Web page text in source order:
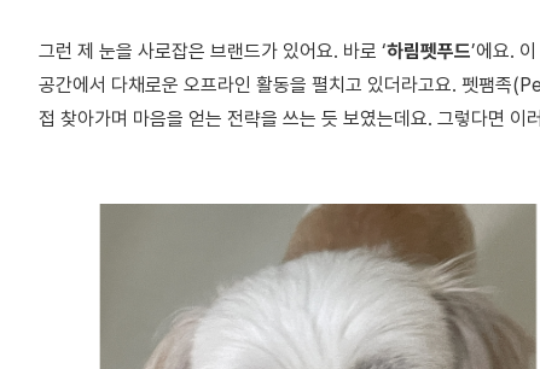
그런 제 눈을 사로잡은 브랜드가 있어요. 바로 ‘하림펫푸드’에요.
공간에서 다채로운 오프라인 활동을 펼치고 있더라고요. 펫팸족
접 찾아가며 마음을 얻는 전략을 쓰는 듯 보였는데요. 그렇다면